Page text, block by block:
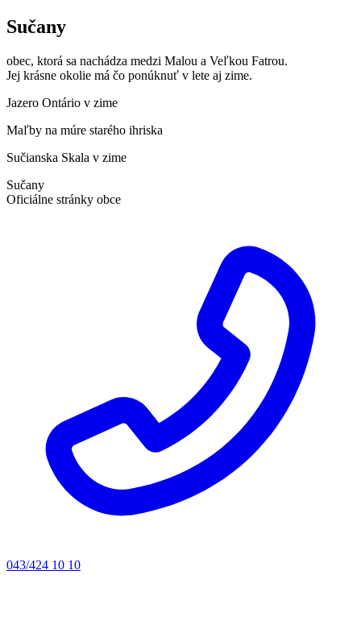
Sučany
obec, ktorá sa nachádza medzi Malou a Veľkou Fatrou.
Jej krásne okolie má čo ponúknuť v lete aj zime.
Jazero Ontário v zime
Maľby na múre starého ihriska
Sučianska Skala v zime
Sučany
Oficiálne stránky obce
043/424 10 10